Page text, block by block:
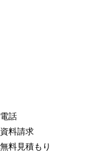
電話
資料請求
無料見積もり